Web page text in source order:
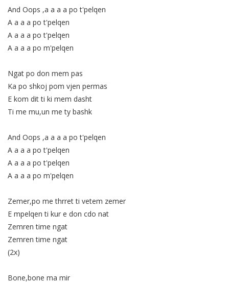
And Oops ,a a a a po t'pelqen
A a a a po t'pelqen
A a a a po t'pelqen
A a a a po m'pelqen
Ngat po don mem pas
Ka po shkoj pom vjen permas
E kom dit ti ki mem dasht
Ti me mu,un me ty bashk
And Oops ,a a a a po t'pelqen
A a a a po t'pelqen
A a a a po t'pelqen
A a a a po m'pelqen
Zemer,po me thrret ti vetem zemer
E mpelqen ti kur e don cdo nat
Zemren time ngat
Zemren time ngat
(2x)
Bone,bone ma mir